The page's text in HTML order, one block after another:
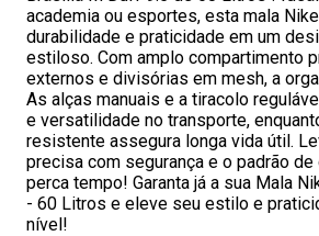
academia ou esportes, esta mala
durabilidade e praticidade em um
estiloso. Com amplo compartimento
externos e divisórias em mesh, a
As alças manuais e a tiracolo
e versatilidade no transporte,
resistente assegura longa vida útil.
precisa com segurança e o padrão
perca tempo! Garanta já a sua Mala
- 60 Litros e eleve seu estilo e
nível!